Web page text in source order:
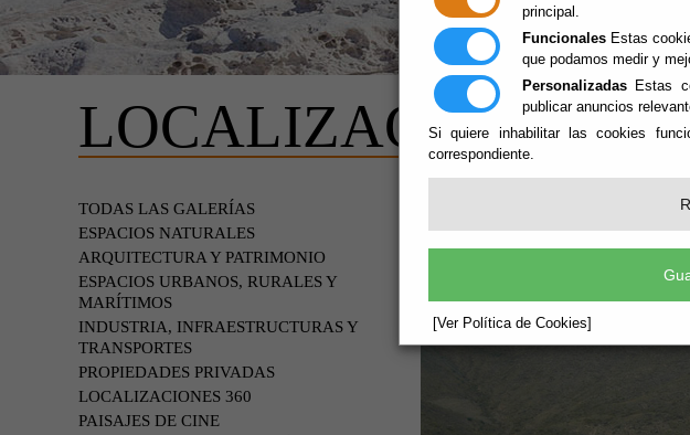
principal.
Funcionales Estas
que podamos medir y
Personalizadas Estas
publicar anuncios
Si quiere inhabilitar las cookies
correspondiente.
[Ver Política de Cookies]
LOCALIZACIONES
TODAS LAS GALERÍAS
ESPACIOS NATURALES
ARQUITECTURA Y PATRIMONIO
ESPACIOS URBANOS, RURALES Y
MARÍTIMOS
INDUSTRIA, INFRAESTRUCTURAS Y
TRANSPORTES
PROPIEDADES PRIVADAS
LOCALIZACIONES 360
PAISAJES DE CINE
PATRIMONIO